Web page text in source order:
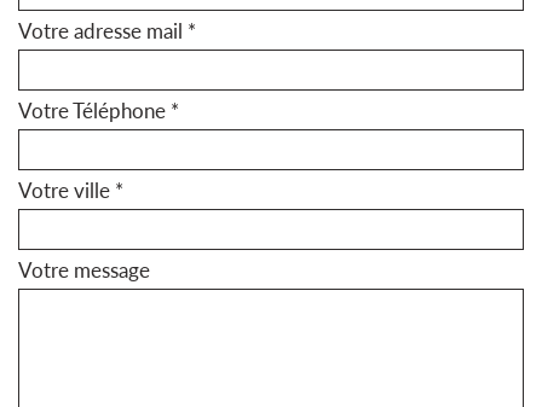
Votre adresse mail *
Votre Téléphone *
Votre ville *
Votre message